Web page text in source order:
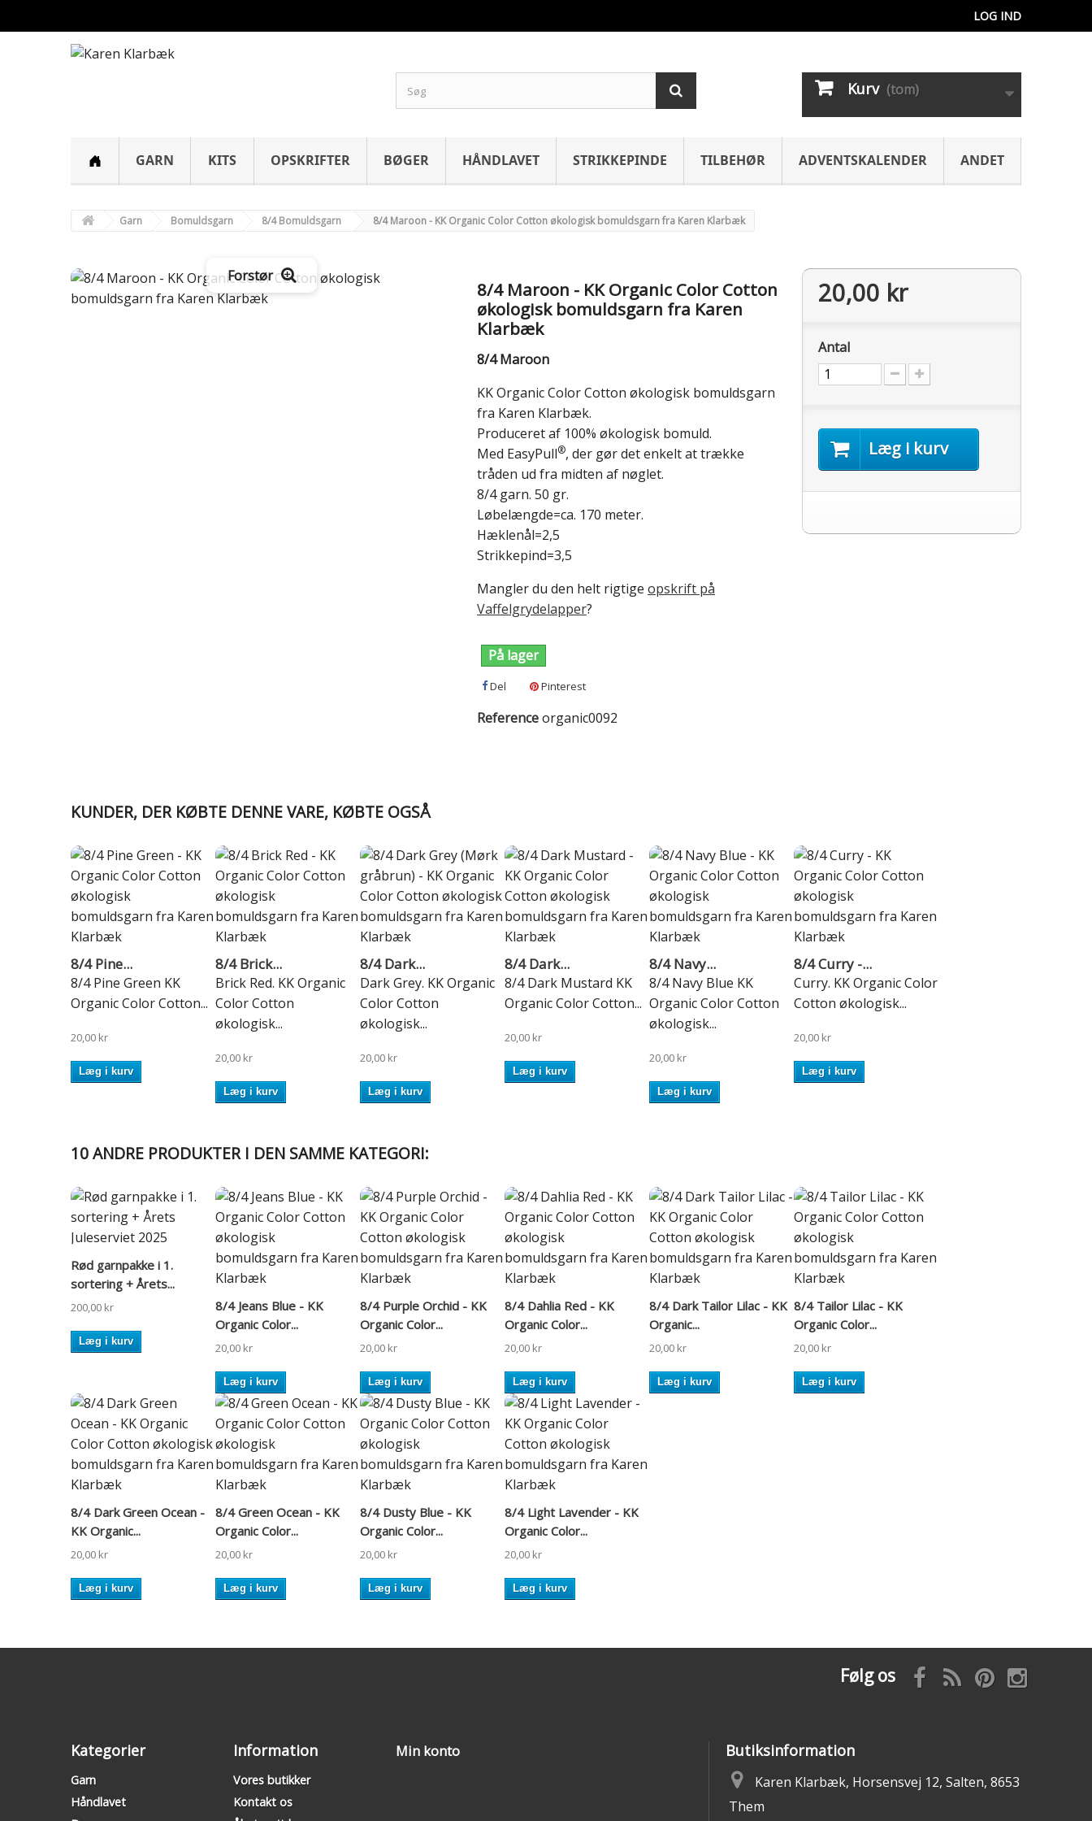
LOG IND
Kurv (tom)
GARN KITS OPSKRIFTER BØGER HÅNDLAVET STRIKKEPINDE TILBEHØR ADVENTSKALENDER ANDET
Garn Bomuldsgarn 8/4 Bomuldsgarn 8/4 Maroon - KK Organic Color Cotton økologisk bomuldsgarn fra Karen Klarbæk
Forstør
8/4 Maroon - KK Organic Color Cotton
økologisk bomuldsgarn fra Karen
Klarbæk
8/4 Maroon
KK Organic Color Cotton økologisk bomuldsgarn
fra Karen Klarbæk.
Produceret af 100% økologisk bomuld.
Med EasyPull®, der gør det enkelt at trække
tråden ud fra midten af nøglet.
8/4 garn. 50 gr.
Løbelængde=ca. 170 meter.
Hæklenål=2,5
Strikkepind=3,5
Mangler du den helt rigtige opskrift på
Vaffelgrydelapper?
På lager
Del Pinterest
Referenceorganic0092
20,00 kr
Antal
Læg i kurv
KUNDER, DER KØBTE DENNE VARE, KØBTE OGSÅ
8/4 Pine...
8/4 Pine Green KK
Organic Color Cotton...
20,00 kr
Læg i kurv
8/4 Brick...
Brick Red. KK Organic
Color Cotton
økologisk...
20,00 kr
Læg i kurv
8/4 Dark...
Dark Grey. KK Organic
Color Cotton
økologisk...
20,00 kr
Læg i kurv
8/4 Dark...
8/4 Dark Mustard KK
Organic Color Cotton...
20,00 kr
Læg i kurv
8/4 Navy...
8/4 Navy Blue KK
Organic Color Cotton
økologisk...
20,00 kr
Læg i kurv
8/4 Curry -...
Curry. KK Organic Color
Cotton økologisk...
20,00 kr
Læg i kurv
10 ANDRE PRODUKTER I DEN SAMME KATEGORI:
Rød garnpakke i 1.
sortering + Årets...
200,00 kr
Læg i kurv
8/4 Jeans Blue - KK
Organic Color...
20,00 kr
Læg i kurv
8/4 Purple Orchid - KK
Organic Color...
20,00 kr
Læg i kurv
8/4 Dahlia Red - KK
Organic Color...
20,00 kr
Læg i kurv
8/4 Dark Tailor Lilac - KK
Organic...
20,00 kr
Læg i kurv
8/4 Tailor Lilac - KK
Organic Color...
20,00 kr
Læg i kurv
8/4 Dark Green Ocean -
KK Organic...
20,00 kr
Læg i kurv
8/4 Green Ocean - KK
Organic Color...
20,00 kr
Læg i kurv
8/4 Dusty Blue - KK
Organic Color...
20,00 kr
Læg i kurv
8/4 Light Lavender - KK
Organic Color...
20,00 kr
Læg i kurv
Følg os
Kategorier
Garn
Håndlavet
Information
Vores butikker
Kontakt os
Min konto Butiksinformation
Karen Klarbæk, Horsensvej 12, Salten, 8653
Them